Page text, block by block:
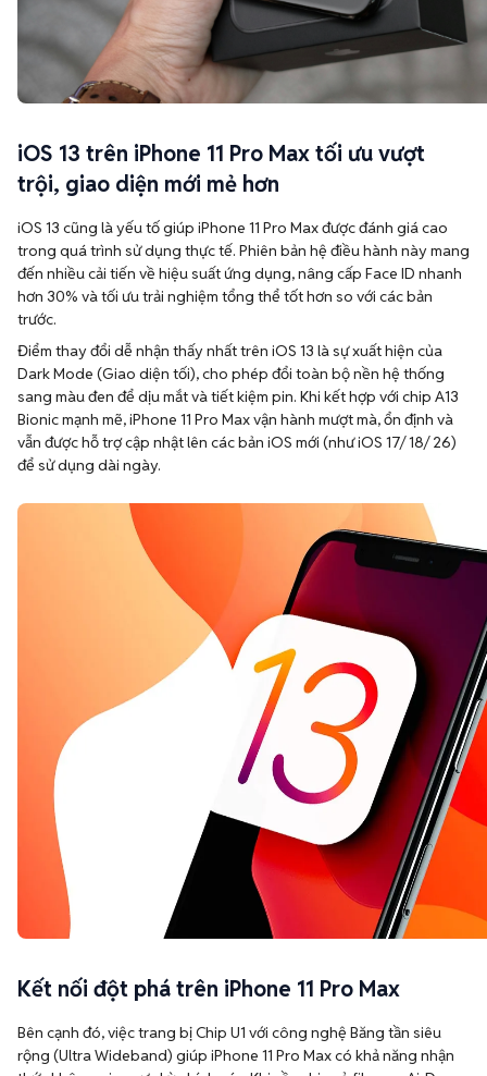
iOS 13 trên iPhone 11 Pro Max tối ưu vượt
iOS 13 cũng là yếu tố giúp iPhone 11 Pro Max được đánh giá cao
trong quá trình sử dụng thực tế. Phiên bản hệ điều hành này mang
đến nhiều cải tiến về hiệu suất ứng dụng, nâng cấp Face ID nhanh
hơn 30% và tối ưu trải nghiệm tổng thể tốt hơn so với các bản
trước.
Điểm thay đổi dễ nhận thấy nhất trên iOS 13 là sự xuất hiện của
Dark Mode (Giao diện tối), cho phép đổi toàn bộ nền hệ thống
sang màu đen để dịu mắt và tiết kiệm pin. Khi kết hợp với chip A13
Bionic mạnh mẽ, iPhone 11 Pro Max vận hành mượt mà, ổn định và
vẫn được hỗ trợ cập nhật lên các bản iOS mới (như iOS 17/ 18/ 26)
để sử dụng dài ngày.
Kết nối đột phá trên iPhone 11 Pro Max
Bên cạnh đó, việc trang bị Chip U1 với công nghệ Băng tần siêu
rộng (Ultra Wideband) giúp iPhone 11 Pro Max có khả năng nhận
thức không gian cực kỳ chính xác. Khi cần chia sẻ file qua AirDrop,
máy sẽ ưu tiên định vị và hướng kết nối thẳng đến chiếc iPhone có
chip U1 khác, giúp việc truyền dữ liệu diễn ra nhanh chóng và